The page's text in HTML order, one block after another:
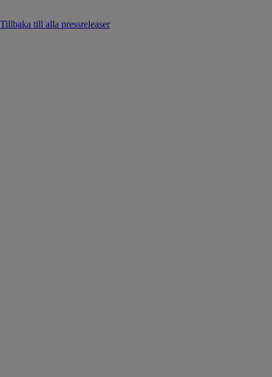
Tillbaka till alla pressreleaser